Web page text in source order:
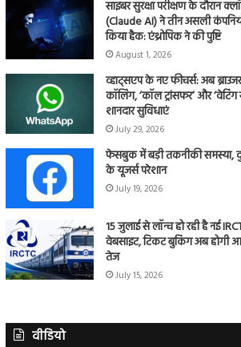
साइबर सुरक्षा परीक्षण के दौरान
(Claude AI) ने तीन असली
किया हैक: एंथ्रोपिक ने की पुष्टि
August 1, 2026
व्हाट्सएप के नए फीचर्स: अब
कॉलिंग, ‘कॉल ट्रांसफर’ और
शानदार सुविधाएं
July 29, 2026
फेसबुक में बड़ी तकनीकी समस्या,
के यूजर्स परेशान
July 19, 2026
15 जुलाई से लॉन्च हो रही है नई
वेबसाइट, टिकट बुकिंग अब होगी
तेज
July 15, 2026
वीडियो